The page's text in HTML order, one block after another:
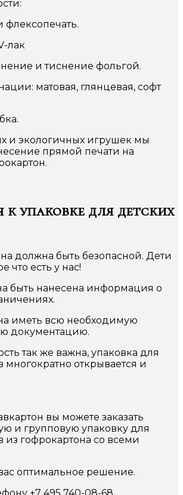
флексопечать.
лак
и тиснение фольгой.
матовая, глянцевая, софт
и экологичных игрушек мы
прямой печати на
к упаковке для детских
должна быть безопасной. Дети
что есть у нас!
быть нанесена информация о
иметь всю необходимую
документацию.
так же важна, упаковка для
многократно открывается и
вы можете заказать
и групповую упаковку для
из гофрокартона со всеми
оптимальное решение.